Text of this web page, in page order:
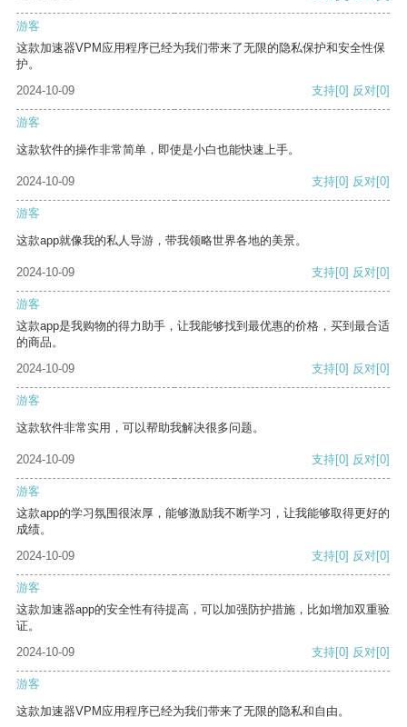
游客
这款加速器VPM应用程序已经为我们带来了无限的隐私保护和安全性保
护。
2024-10-09
支持[0] 反对[0]
游客
这款软件的操作非常简单，即使是小白也能快速上手。
2024-10-09 支持[0] 反对[0]
游客
这款app就像我的私人导游，带我领略世界各地的美景。
2024-10-09 支持[0] 反对[0]
游客
这款app是我购物的得力助手，让我能够找到最优惠的价格，买到最合适
的商品。
2024-10-09
支持[0] 反对[0]
游客
这款软件非常实用，可以帮助我解决很多问题。
2024-10-09 支持[0] 反对[0]
游客
这款app的学习氛围很浓厚，能够激励我不断学习，让我能够取得更好的
成绩。
2024-10-09
支持[0] 反对[0]
游客
这款加速器app的安全性有待提高，可以加强防护措施，比如增加双重验
证。
2024-10-09
支持[0] 反对[0]
游客
这款加速器VPM应用程序已经为我们带来了无限的隐私和自由。